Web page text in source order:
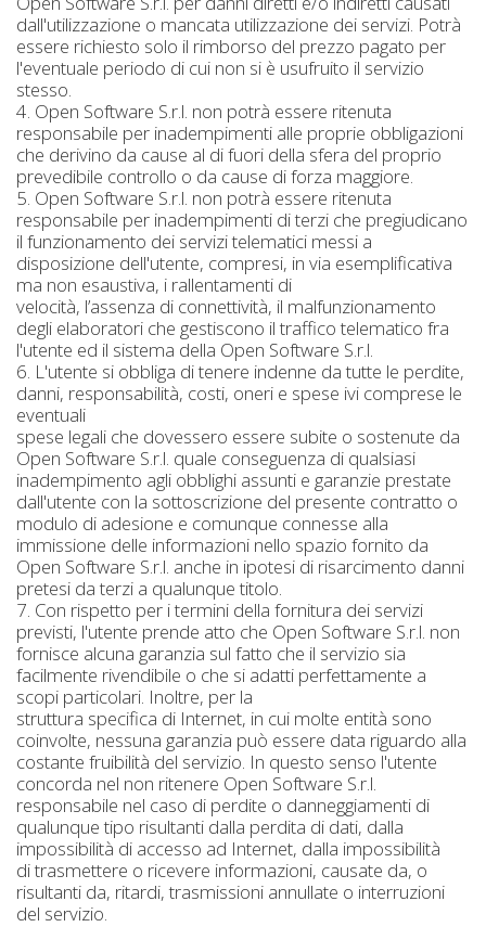
dall'utilizzazione o mancata utilizzazione dei servizi. Potrà
essere richiesto solo il rimborso del prezzo pagato per
l'eventuale periodo di cui non si è usufruito il servizio
stesso.
4. Open Software S.r.l. non potrà essere ritenuta
responsabile per inadempimenti alle proprie obbligazioni
che derivino da cause al di fuori della sfera del proprio
prevedibile controllo o da cause di forza maggiore.
5. Open Software S.r.l. non potrà essere ritenuta
responsabile per inadempimenti di terzi che pregiudicano
il funzionamento dei servizi telematici messi a
disposizione dell'utente, compresi, in via esemplificativa
ma non esaustiva, i rallentamenti di
velocità, l’assenza di connettività, il malfunzionamento
degli elaboratori che gestiscono il traffico telematico fra
l'utente ed il sistema della Open Software S.r.l.
6. L'utente si obbliga di tenere indenne da tutte le perdite,
danni, responsabilità, costi, oneri e spese ivi comprese le
eventuali
spese legali che dovessero essere subite o sostenute da
Open Software S.r.l. quale conseguenza di qualsiasi
inadempimento agli obblighi assunti e garanzie prestate
dall'utente con la sottoscrizione del presente contratto o
modulo di adesione e comunque connesse alla
immissione delle informazioni nello spazio fornito da
Open Software S.r.l. anche in ipotesi di risarcimento danni
pretesi da terzi a qualunque titolo.
7. Con rispetto per i termini della fornitura dei servizi
previsti, l'utente prende atto che Open Software S.r.l. non
fornisce alcuna garanzia sul fatto che il servizio sia
facilmente rivendibile o che si adatti perfettamente a
scopi particolari. Inoltre, per la
struttura specifica di Internet, in cui molte entità sono
coinvolte, nessuna garanzia può essere data riguardo alla
costante fruibilità del servizio. In questo senso l'utente
concorda nel non ritenere Open Software S.r.l.
responsabile nel caso di perdite o danneggiamenti di
qualunque tipo risultanti dalla perdita di dati, dalla
impossibilità di accesso ad Internet, dalla impossibilità
di trasmettere o ricevere informazioni, causate da, o
risultanti da, ritardi, trasmissioni annullate o interruzioni
del servizio.